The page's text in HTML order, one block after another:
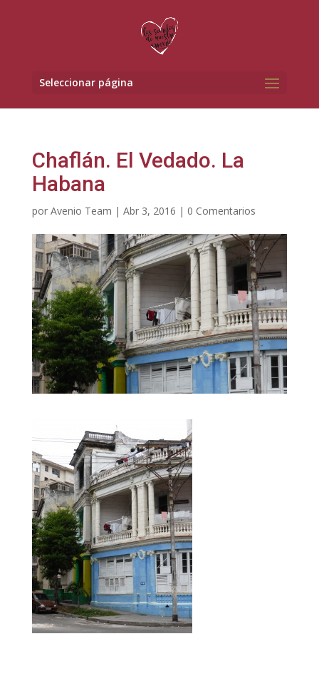
Seleccionar página
Chaflán. El Vedado. La
Habana
por Avenio Team | Abr 3, 2016 | 0 Comentarios